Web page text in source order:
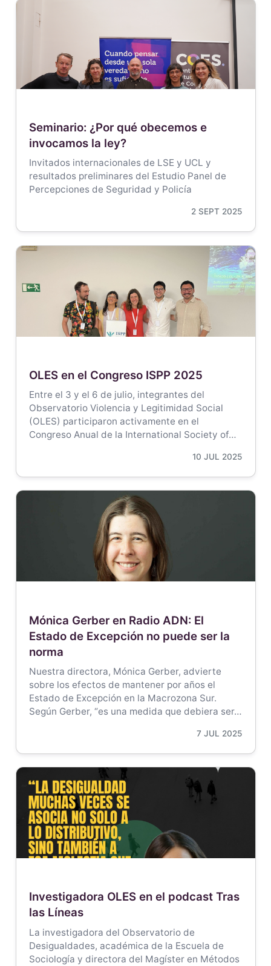
Seminario: ¿Por qué obecemos e
invocamos la ley?
Invitados internacionales de LSE y UCL y
resultados preliminares del Estudio Panel de
Percepciones de Seguridad y Policía
2 SEPT 2025
OLES en el Congreso ISPP 2025
Entre el 3 y el 6 de julio, integrantes del
Observatorio Violencia y Legitimidad Social
(OLES) participaron activamente en el
Congreso Anual de la International Society of…
10 JUL 2025
Mónica Gerber en Radio ADN: El
Estado de Excepción no puede ser la
norma
Nuestra directora, Mónica Gerber, advierte
sobre los efectos de mantener por años el
Estado de Excepción en la Macrozona Sur.
Según Gerber, “es una medida que debiera ser…
7 JUL 2025
Investigadora OLES en el podcast Tras
las Líneas
La investigadora del Observatorio de
Desigualdades, académica de la Escuela de
Sociología y directora del Magíster en Métodos